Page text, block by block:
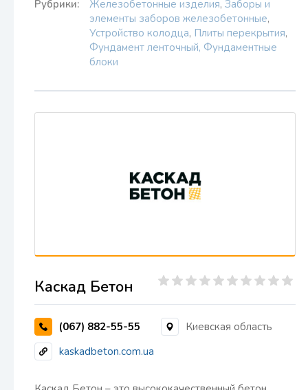
Рубрики: Железобетонные изделия, Заборы и
элементы заборов железобетонные,
Устройство колодца, Плиты перекрытия,
Фундамент ленточный, Фундаментные
блоки
Каскад Бетон
(067) 882-55-55
Киевская область
kaskadbeton.com.ua